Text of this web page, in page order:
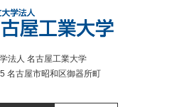
法人 名古屋工業大学
名古屋市昭和区御器所町